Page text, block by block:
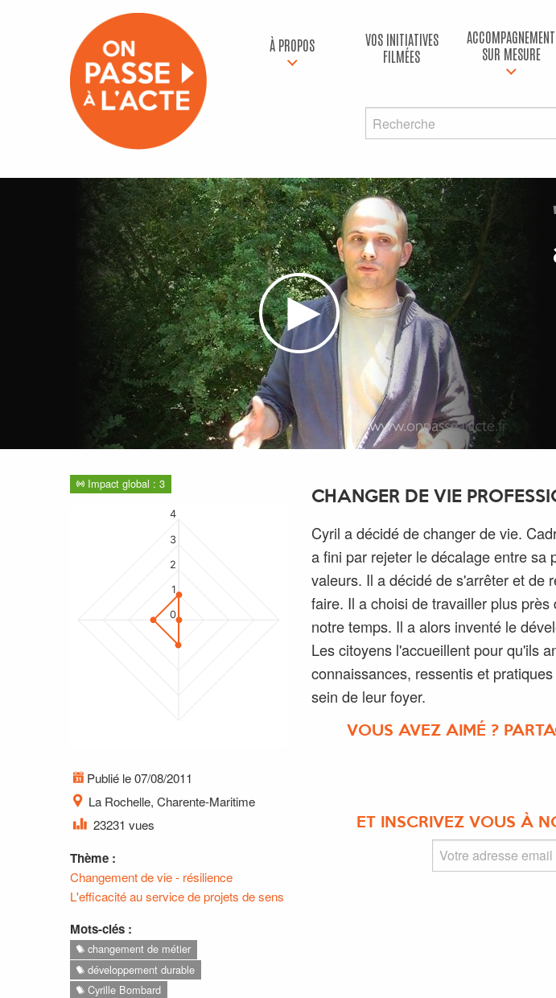
À PROPOS
VOS INITIATIVES
FILMÉES
ACCOMPAGNEMENT
SUR MESURE
Impact global : 3
0
1
2
3
4
Publié le 07/08/2011
La Rochelle, Charente-Maritime
23231 vues
Thème :
Changement de vie - résilience
L'efficacité au service de projets de sens
Mots-clés :
changement de métier
développement durable
Cyrille Bombard
CHANGER DE VIE
Cyril a décidé de changer de vie.
a fini par rejeter le décalage entre sa
valeurs. Il a décidé de s'arrêter et de
faire. Il a choisi de travailler plus
notre temps. Il a alors inventé le
Les citoyens l'accueillent pour qu'ils
connaissances, ressentis et
sein de leur foyer.
VOUS AVEZ AIMÉ ?
ET INSCRIVEZ VOUS À